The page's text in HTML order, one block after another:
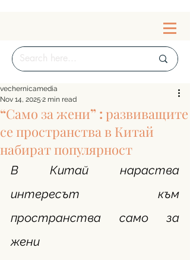
“Само за жени” : развиващите
се пространства в Китай
набират популярност
vechernicamedia
Nov 14, 2025 2 min read
В Китай нараства
интересът към
пространства само за
жени